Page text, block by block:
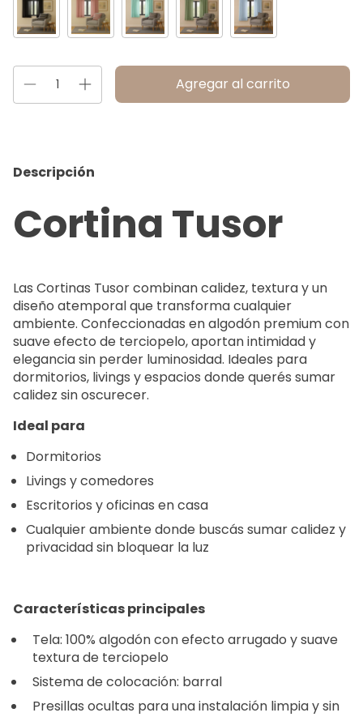
Descripción
Cortina Tusor
Las Cortinas Tusor combinan calidez, textura y un
diseño atemporal que transforma cualquier
ambiente. Confeccionadas en algodón premium con
suave efecto de terciopelo, aportan intimidad y
elegancia sin perder luminosidad. Ideales para
dormitorios, livings y espacios donde querés sumar
calidez sin oscurecer.
Ideal para
Dormitorios
Livings y comedores
Escritorios y oficinas en casa
Cualquier ambiente donde buscás sumar calidez y
privacidad sin bloquear la luz
Características principales
Tela: 100% algodón con efecto arrugado y suave
textura de terciopelo
Sistema de colocación: barral
Presillas ocultas para una instalación limpia y sin